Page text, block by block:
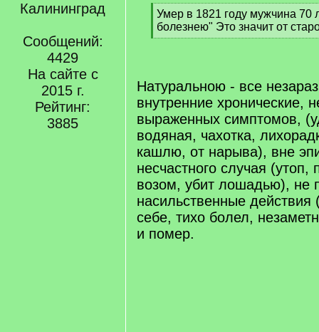
Калининград
Сообщений:
4429
На сайте с
2015 г.
Рейтинг:
3885
[
q
]
Умер в 1821 году мужчина 70
болезнею" Это значит от
[
Натуральною - все
внутренние хронические,
выраженных симптомов,
водяная, чахотка,
кашлю, от нарыва), вне
несчастного случая
возом, убит лошадью), не
насильственные
себе, тихо болел,
и помер.